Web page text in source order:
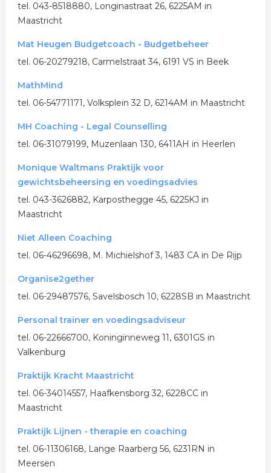
tel. 043-8518880, Longinastraat 26, 6225AM in
Maastricht
Mat Heugen Budgetcoach - Budgetbeheer
tel. 06-20279218, Carmelstraat 34, 6191 VS in Beek
MathMind
tel. 06-54771171, Volksplein 32 D, 6214AM in Maastricht
MH Coaching - Legal Counselling
tel. 06-31079199, Muzenlaan 130, 6411AH in Heerlen
Monique Waltmans Praktijk voor
gewichtsbeheersing en voedingsadvies
tel. 043-3626882, Karposthegge 45, 6225KJ in
Maastricht
Niet Alleen Coaching
tel. 06-46296698, M. Michielshof 3, 1483 CA in De Rijp
Organise2gether
tel. 06-29487576, Savelsbosch 10, 6228SB in Maastricht
Personal trainer en voedingsadviseur
tel. 06-22666700, Koninginneweg 11, 6301GS in
Valkenburg
Praktijk Kracht Maastricht
tel. 06-34014557, Haafkensborg 32, 6228CC in
Maastricht
Praktijk Lijnen - therapie en coaching
tel. 06-11306168, Lange Raarberg 56, 6231RN in
Meersen